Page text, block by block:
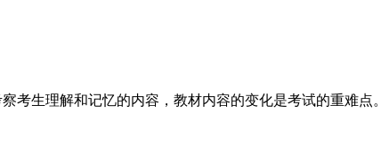
生理解和记忆的内容，教材内容的变化是考试的重难点。